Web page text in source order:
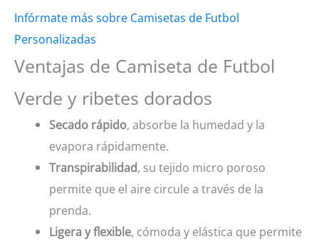
Infórmate más sobre Camisetas de Futbol
Personalizadas
Ventajas de Camiseta de Futbol
Verde y ribetes dorados
Secado rápido, absorbe la humedad y la
evapora rápidamente.
Transpirabilidad, su tejido micro poroso
permite que el aire circule a través de la
prenda.
Ligera y flexible, cómoda y elástica que permite